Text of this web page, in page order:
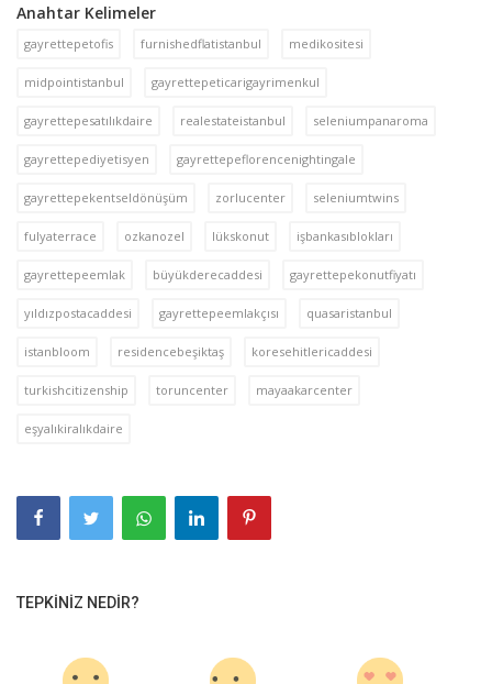
Anahtar Kelimeler
gayrettepetofis furnishedflatistanbul medikositesi
midpointistanbul gayrettepeticarigayrimenkul
gayrettepesatılıkdaire realestateistanbul seleniumpanaroma
gayrettepediyetisyen gayrettepeflorencenightingale
gayrettepekentseldönüşüm zorlucenter seleniumtwins
fulyaterrace ozkanozel lükskonut işbankasıblokları
gayrettepeemlak büyükderecaddesi gayrettepekonutfiyatı
yıldızpostacaddesi gayrettepeemlakçısı quasaristanbul
istanbloom residencebeşiktaş koresehitlericaddesi
turkishcitizenship toruncenter mayaakarcenter
eşyalıkiralıkdaire
TEPKINIZ NEDIR?